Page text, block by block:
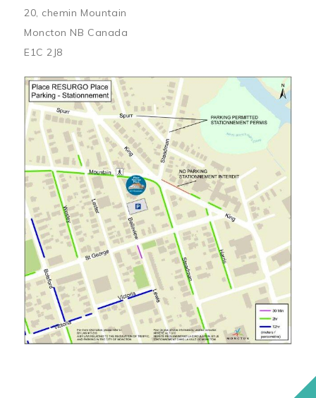
20, chemin Mountain
Moncton NB Canada
E1C 2J8